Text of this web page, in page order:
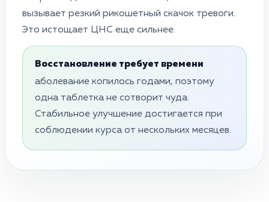
вызывает резкий рикошетный скачок тревоги.
Это истощает ЦНС еще сильнее.
Восстановление требует времени
аболевание копилось годами, поэтому
одна таблетка не сотворит чуда.
Стабильное улучшение достигается при
соблюдении курса от нескольких месяцев.